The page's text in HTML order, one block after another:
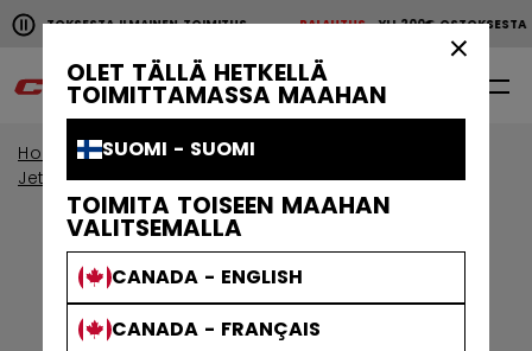
OLET TÄLLÄ HETKELLÄ
TOIMITTAMASSA MAAHAN
SUOMI - SUOMI
TOIMITA TOISEEN MAAHAN
VALITSEMALLA
CANADA - ENGLISH
CANADA - FRANÇAIS
Pause the horizontal scroll animation.
OSTOKSESTA ILMAINEN TOIMITUSPALAUTUS YLI 200€
YLI 200€ OSTOKSESTA ILMAINEN TOIMITUS
Home Jääkiekkosuojat
Jetspeed - suojat